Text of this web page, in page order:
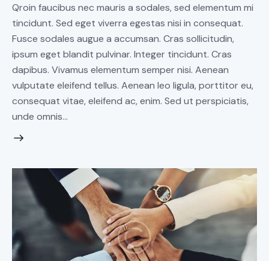
Qroin faucibus nec mauris a sodales, sed elementum mi
tincidunt. Sed eget viverra egestas nisi in consequat.
Fusce sodales augue a accumsan. Cras sollicitudin,
ipsum eget blandit pulvinar. Integer tincidunt. Cras
dapibus. Vivamus elementum semper nisi. Aenean
vulputate eleifend tellus. Aenean leo ligula, porttitor eu,
consequat vitae, eleifend ac, enim. Sed ut perspiciatis,
unde omnis…